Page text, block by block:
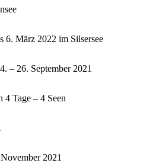
März 2022 im Silsersee
– 26. September 2021
4 Tage – 4 Seen
2021